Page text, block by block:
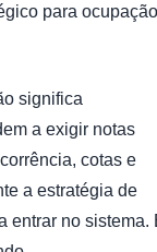
para ocupação
significa
a exigir notas
cotas e
a estratégia de
entrar no sistema.